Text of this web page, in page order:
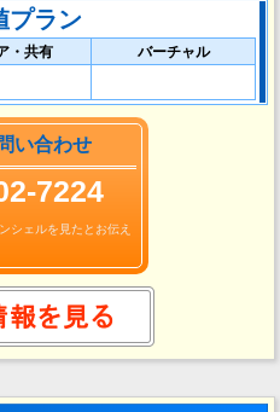
プラン
・共有 バーチャル
い合わせ
7224
シェルを見たとお伝え